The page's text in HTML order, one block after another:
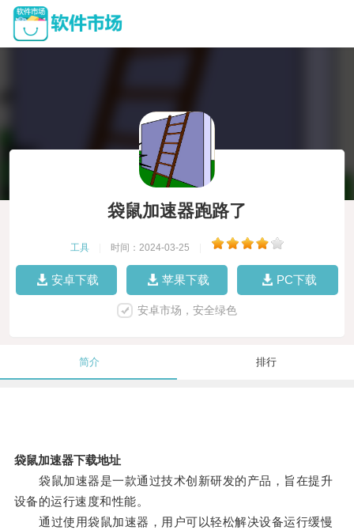
袋鼠加速器跑路了
工具 时间：2024-03-25
安卓下载 苹果下载 PC下载
安卓市场，安全绿色
简介 排行
袋鼠加速器下载地址
袋鼠加速器是一款通过技术创新研发的产品，旨在提升
设备的运行速度和性能。
通过使用袋鼠加速器，用户可以轻松解决设备运行缓慢